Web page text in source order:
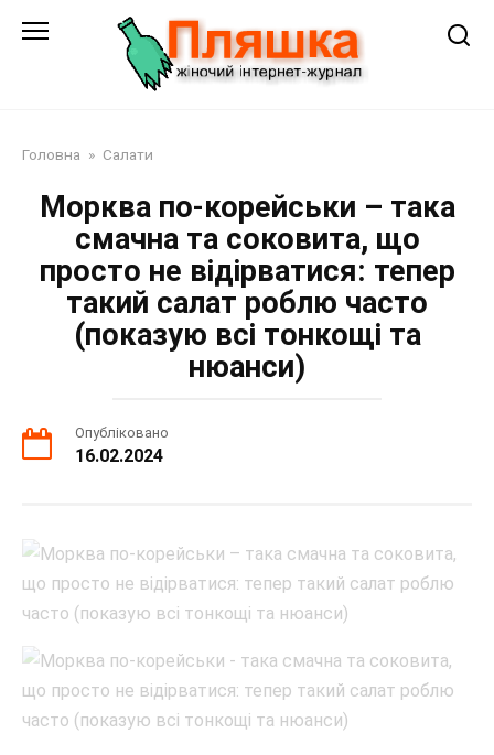
Головна » Салати
Морква по-корейськи – така
смачна та соковита, що
просто не відірватися: тепер
такий салат роблю часто
(показую всі тонкощі та
нюанси)
Опубліковано
16.02.2024